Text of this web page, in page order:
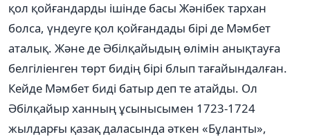
қол қойғандарды ішінде басы Жәнібек тархан
болса, үндеуге қол қойғандады бірі де Мәмбет
аталық. Және де Әбілқайыдың өлімін анықтауға
белгіліенген төрт бидің бірі блып тағайындалған.
Кейде Мәмбет биді батыр деп те атайды. Ол
Әбілқайыр ханның ұсынысымен 1723-1724
жылдарғы қазақ даласында әткен «Бұланты»,